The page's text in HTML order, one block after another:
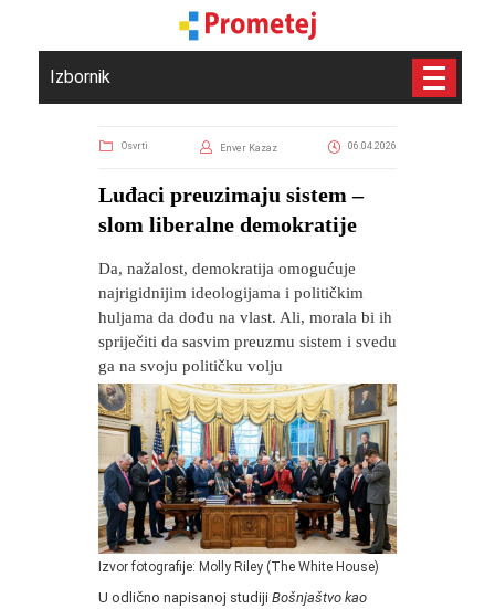
Izbornik
Osvrti Enver Kazaz 06.04.2026
Luđaci preuzimaju sistem –
slom liberalne demokratije
Da, nažalost, demokratija omogućuje
najrigidnijim ideologijama i političkim
huljama da dođu na vlast. Ali, morala bi ih
spriječiti da sasvim preuzmu sistem i svedu
ga na svoju političku volju
Izvor fotografije: Molly Riley (The White House)
U odlično napisanoj studiji Bošnjaštvo kao